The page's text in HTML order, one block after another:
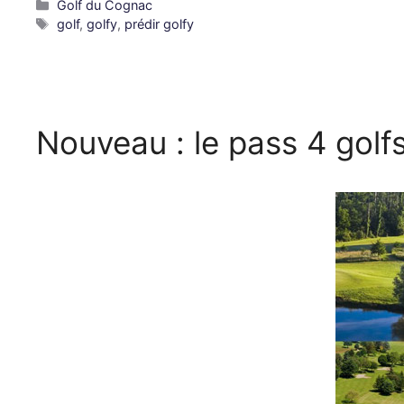
Golf du Cognac
golf,golfy, prédir golfy
Nouveau : le pass 4